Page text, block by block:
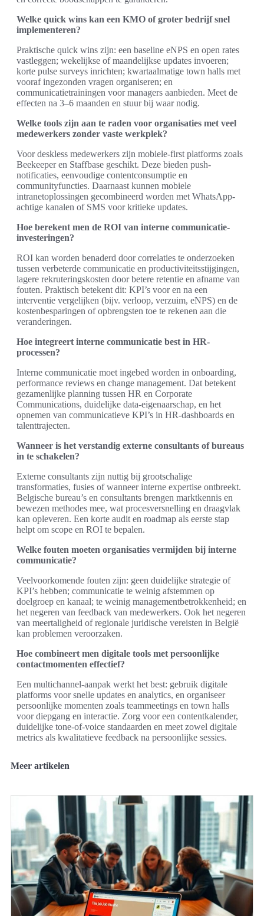
Welke quick wins kan een KMO of groter bedrijf snel
implementeren?
Praktische quick wins zijn: een baseline eNPS en open rates
vastleggen; wekelijkse of maandelijkse updates invoeren;
korte pulse surveys inrichten; kwartaalmatige town halls met
vooraf ingezonden vragen organiseren; en
communicatietrainingen voor managers aanbieden. Meet de
effecten na 3–6 maanden en stuur bij waar nodig.
Welke tools zijn aan te raden voor organisaties met veel
medewerkers zonder vaste werkplek?
Voor deskless medewerkers zijn mobiele-first platforms zoals
Beekeeper en Staffbase geschikt. Deze bieden push-
notificaties, eenvoudige contentconsumptie en
communityfuncties. Daarnaast kunnen mobiele
intranetoplossingen gecombineerd worden met WhatsApp-
achtige kanalen of SMS voor kritieke updates.
Hoe berekent men de ROI van interne communicatie-
investeringen?
ROI kan worden benaderd door correlaties te onderzoeken
tussen verbeterde communicatie en productiviteitsstijgingen,
lagere rekruteringskosten door betere retentie en afname van
fouten. Praktisch betekent dit: KPI’s voor en na een
interventie vergelijken (bijv. verloop, verzuim, eNPS) en de
kostenbesparingen of opbrengsten toe te rekenen aan die
veranderingen.
Hoe integreert interne communicatie best in HR-
processen?
Interne communicatie moet ingebed worden in onboarding,
performance reviews en change management. Dat betekent
gezamenlijke planning tussen HR en Corporate
Communications, duidelijke data-eigenaarschap, en het
opnemen van communicatieve KPI’s in HR-dashboards en
talenttrajecten.
Wanneer is het verstandig externe consultants of bureaus
in te schakelen?
Externe consultants zijn nuttig bij grootschalige
transformaties, fusies of wanneer interne expertise ontbreekt.
Belgische bureau’s en consultants brengen marktkennis en
bewezen methodes mee, wat procesversnelling en draagvlak
kan opleveren. Een korte audit en roadmap als eerste stap
helpt om scope en ROI te bepalen.
Welke fouten moeten organisaties vermijden bij interne
communicatie?
Veelvoorkomende fouten zijn: geen duidelijke strategie of
KPI’s hebben; communicatie te weinig afstemmen op
doelgroep en kanaal; te weinig managementbetrokkenheid; en
het negeren van feedback van medewerkers. Ook het negeren
van meertaligheid of regionale juridische vereisten in België
kan problemen veroorzaken.
Hoe combineert men digitale tools met persoonlijke
contactmomenten effectief?
Een multichannel-aanpak werkt het best: gebruik digitale
platforms voor snelle updates en analytics, en organiseer
persoonlijke momenten zoals teammeetings en town halls
voor diepgang en interactie. Zorg voor een contentkalender,
duidelijke tone-of-voice standaarden en meet zowel digitale
metrics als kwalitatieve feedback na persoonlijke sessies.
Meer artikelen